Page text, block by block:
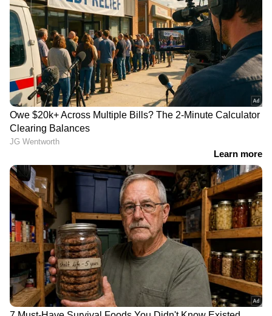
Related Articles
തിരുവനന്തപുരത്ത് പൊലീസുകാരനെ
പൊലീസുകാരൻ ആക്രമിച്ചു; സംഭവം
വികാസ് ഭവൻ പൊലീസ് ക്വർട്ടേഴ്‌സിൽ
തിരുവനന്തപുരത്ത് പൊലീസുകാരനെ
പൊലീസുകാരൻ ആക്രമിച്ചു; സംഭവം
വികാസ് ഭവൻ പൊലീസ് ക്വർട്ടേഴ്‌സിൽ
'അധികാരികൾ എന്തുകൊണ്ട്
ഞങ്ങളെ തിരിഞ്ഞുനോക്കുന്നില്ല?';
അടിമാലിയിൽ പലയിടത്തും
മണ്ണിടിച്ചിൽ
ഒളിവില്‍ കഴിയാന്‍ പ്രതിയെ
സഹായിച്ചു;അര്‍ജുന്‍
ആയങ്കിയുടെ ഇളയ സഹോദരന്‍
അജയ് ആയങ്കി പിടിയില്‍